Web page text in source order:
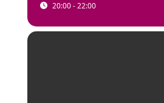
20:00 - 22:00